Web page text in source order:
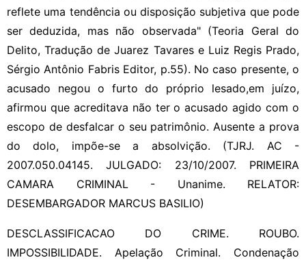
reflete uma tendência ou disposição subjetiva que pode
ser deduzida, mas não observada" (Teoria Geral do
Delito, Tradução de Juarez Tavares e Luiz Regis Prado,
Sérgio Antônio Fabris Editor, p.55). No caso presente, o
acusado negou o furto do próprio lesado,em juízo,
afirmou que acreditava não ter o acusado agido com o
escopo de desfalcar o seu patrimônio. Ausente a prova
do dolo, impõe-se a absolvição. (TJRJ. AC -
2007.050.04145. JULGADO: 23/10/2007. PRIMEIRA
CAMARA CRIMINAL - Unanime. RELATOR:
DESEMBARGADOR MARCUS BASILIO)
DESCLASSIFICACAO DO CRIME. ROUBO.
IMPOSSIBILIDADE. Apelação Criminal. Condenação